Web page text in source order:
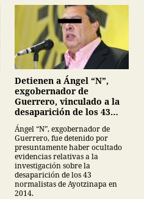
Detienen a Ángel “N”,
exgobernador de
Guerrero, vinculado a la
desaparición de los 43
normalistas de
Ayotzinapa
Ángel “N”, exgobernador de
Guerrero, fue detenido por
presuntamente haber ocultado
evidencias relativas a la
investigación sobre la
desaparición de los 43
normalistas de Ayotzinapa en
2014.